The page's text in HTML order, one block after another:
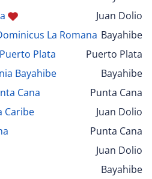
Juan Dolio
La Romana Bayahibe
Plata
Puerto Plata
Bayahibe
Bayahibe
Cana
Punta Cana
Caribe
Juan Dolio
Punta Cana
Juan Dolio
Bayahibe